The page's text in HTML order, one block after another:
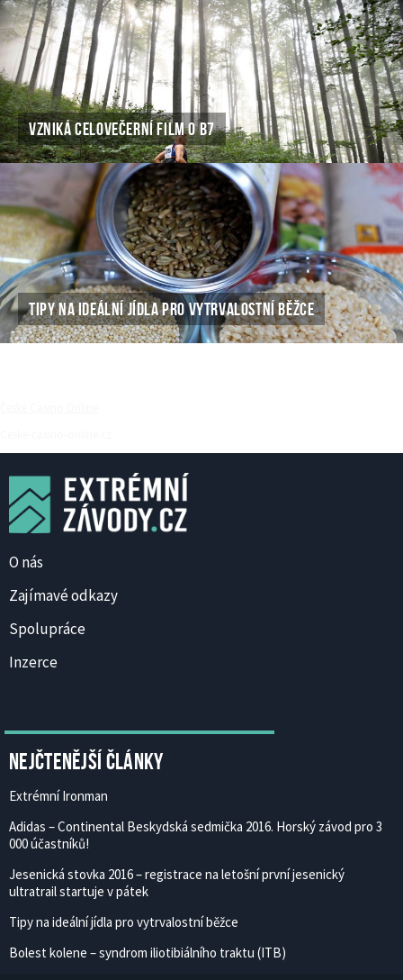
VZNIKÁ CELOVEČERNÍ FILM O B7
TIPY NA IDEÁLNÍ JÍDLA PRO VYTRVALOSTNÍ BĚŽCE
O nás
Zajímavé odkazy
Spolupráce
Inzerce
Nejčtenější články
Extrémní Ironman
Adidas – Continental Beskydská sedmička 2016. Horský závod pro 3
000 účastníků!
Jesenická stovka 2016 – registrace na letošní první jesenický
ultratrail startuje v pátek
Tipy na ideální jídla pro vytrvalostní běžce
Bolest kolene – syndrom iliotibiálního traktu (ITB)